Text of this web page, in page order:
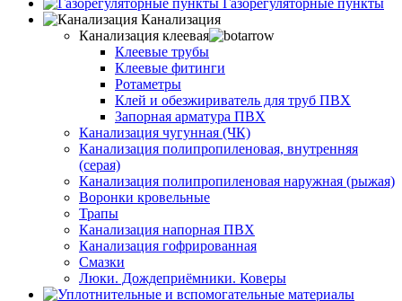
Канализация
Канализация клеевая
Клеевые трубы
Клеевые фитинги
Ротаметры
Клей и обезжириватель для труб ПВХ
Запорная арматура ПВХ
Канализация чугунная (ЧК)
Канализация полипропиленовая, внутренняя
(серая)
Канализация полипропиленовая наружная (рыжая)
Воронки кровельные
Трапы
Канализация напорная ПВХ
Канализация гофрированная
Смазки
Люки. Дождеприёмники. Коверы